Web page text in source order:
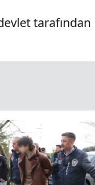
tarafından